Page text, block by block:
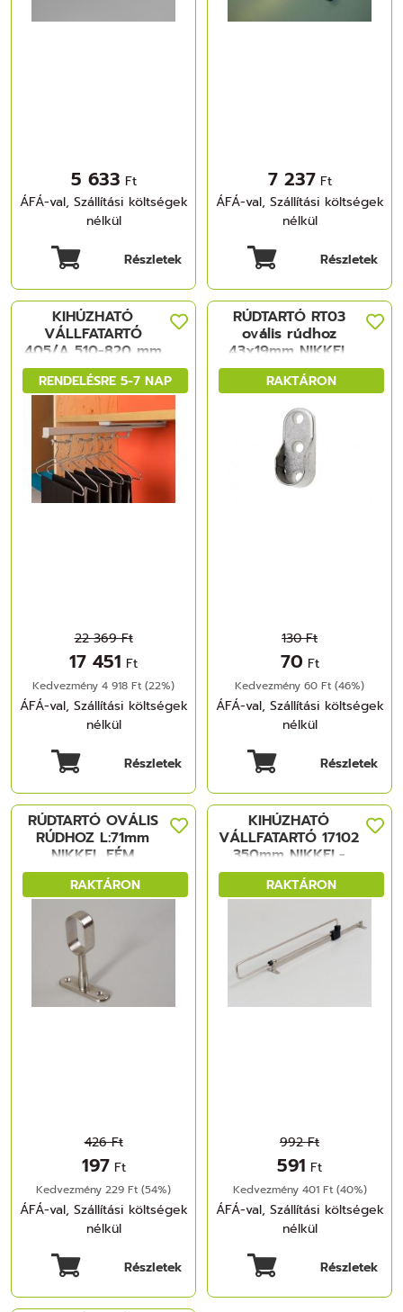
5 633 Ft
ÁFÁ-val, Szállítási költségek
nélkül
Részletek
7 237 Ft
ÁFÁ-val, Szállítási költségek
nélkül
Részletek
RENDELÉSRE 5-7 NAP
KIHÚZHATÓ
VÁLLFATARTÓ
405/A 510-820 mm
ALUMÍNIUM
22 369 Ft
17 451 Ft
Kedvezmény 4 918 Ft (22%)
ÁFÁ-val, Szállítási költségek
nélkül
Részletek
RAKTÁRON
RÚDTARTÓ RT03
ovális rúdhoz
43x19mm NIKKEL
FÉM
130 Ft
70 Ft
Kedvezmény 60 Ft (46%)
ÁFÁ-val, Szállítási költségek
nélkül
Részletek
RAKTÁRON
RÚDTARTÓ OVÁLIS
RÚDHOZ L:71mm
NIKKEL FÉM
426 Ft
197 Ft
Kedvezmény 229 Ft (54%)
ÁFÁ-val, Szállítási költségek
nélkül
Részletek
RAKTÁRON
KIHÚZHATÓ
VÁLLFATARTÓ 17102
350mm NIKKEL-
FEKETE FÉM-
MÜANYAG
992 Ft
591 Ft
Kedvezmény 401 Ft (40%)
ÁFÁ-val, Szállítási költségek
nélkül
Részletek